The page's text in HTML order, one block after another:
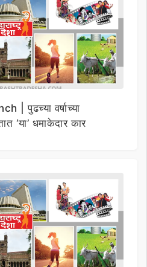
| पुढच्या वर्षाच्या
‘या’ धमाकेदार कार